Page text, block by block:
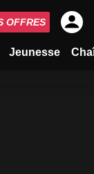
Jeunesse
OFFRES